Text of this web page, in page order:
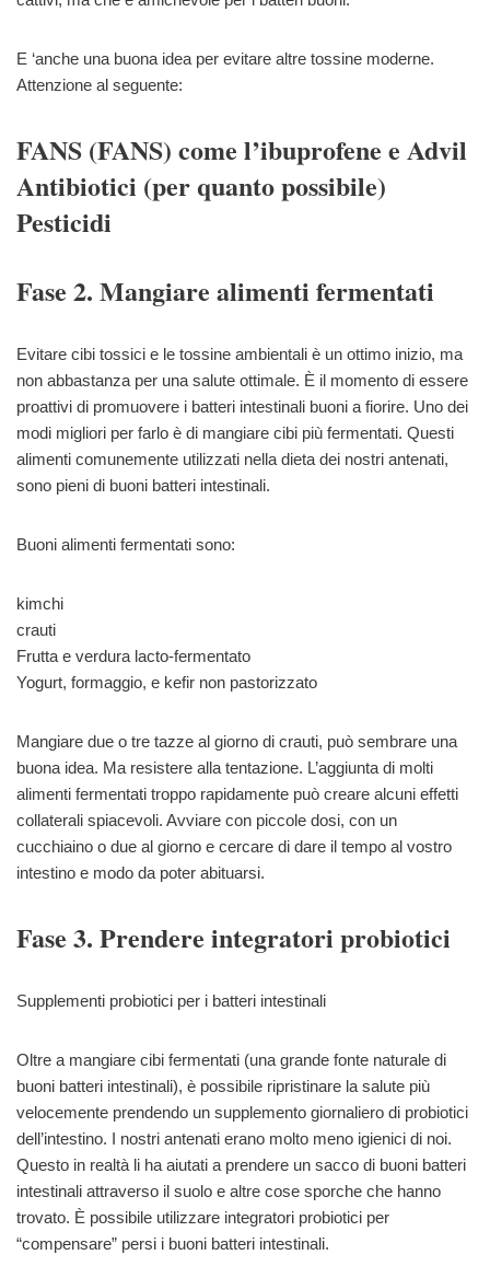
E ‘anche una buona idea per evitare altre tossine moderne.
Attenzione al seguente:
FANS (FANS) come l’ibuprofene e Advil
Antibiotici (per quanto possibile)
Pesticidi
Fase 2. Mangiare alimenti fermentati
Evitare cibi tossici e le tossine ambientali è un ottimo inizio, ma
non abbastanza per una salute ottimale. È il momento di essere
proattivi di promuovere i batteri intestinali buoni a fiorire. Uno dei
modi migliori per farlo è di mangiare cibi più fermentati. Questi
alimenti comunemente utilizzati nella dieta dei nostri antenati,
sono pieni di buoni batteri intestinali.
Buoni alimenti fermentati sono:
kimchi
crauti
Frutta e verdura lacto-fermentato
Yogurt, formaggio, e kefir non pastorizzato
Mangiare due o tre tazze al giorno di crauti, può sembrare una
buona idea. Ma resistere alla tentazione. L’aggiunta di molti
alimenti fermentati troppo rapidamente può creare alcuni effetti
collaterali spiacevoli. Avviare con piccole dosi, con un
cucchiaino o due al giorno e cercare di dare il tempo al vostro
intestino e modo da poter abituarsi.
Fase 3. Prendere integratori probiotici
Supplementi probiotici per i batteri intestinali
Oltre a mangiare cibi fermentati (una grande fonte naturale di
buoni batteri intestinali), è possibile ripristinare la salute più
velocemente prendendo un supplemento giornaliero di probiotici
dell’intestino. I nostri antenati erano molto meno igienici di noi.
Questo in realtà li ha aiutati a prendere un sacco di buoni batteri
intestinali attraverso il suolo e altre cose sporche che hanno
trovato. È possibile utilizzare integratori probiotici per
“compensare” persi i buoni batteri intestinali.